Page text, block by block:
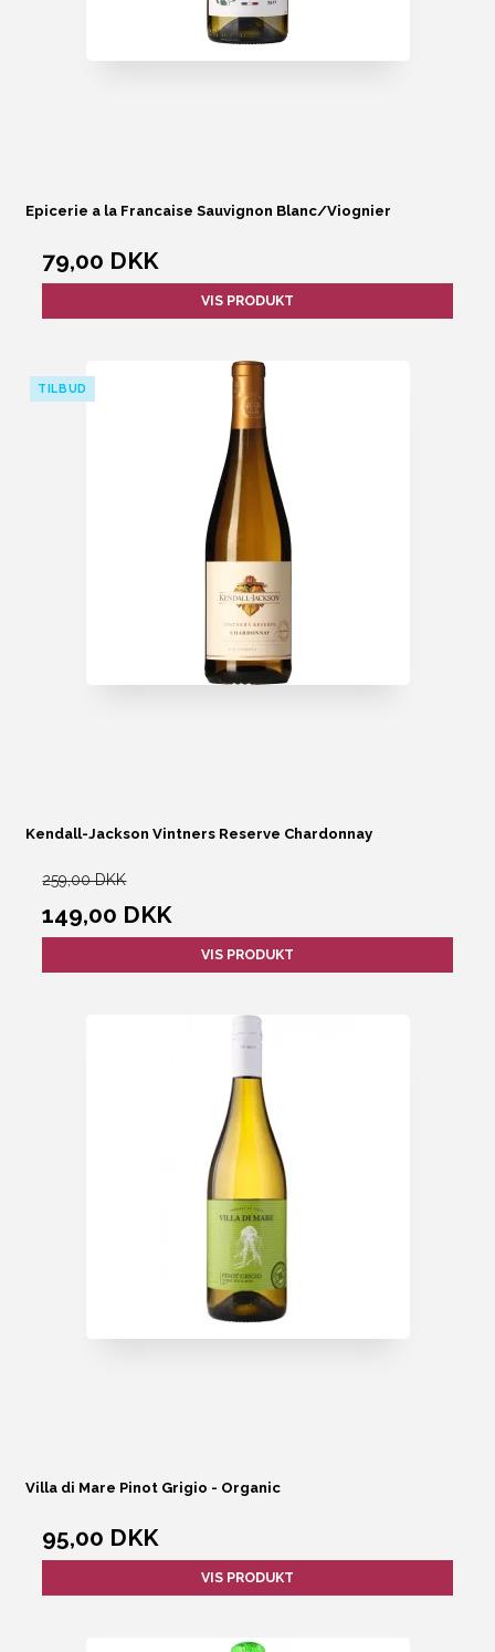
Epicerie a la Francaise Sauvignon Blanc/Viognier
79,00 DKK
VIS PRODUKT
TILBUD
Kendall-Jackson Vintners Reserve Chardonnay
259,00 DKK
149,00 DKK
VIS PRODUKT
Villa di Mare Pinot Grigio - Organic
95,00 DKK
VIS PRODUKT